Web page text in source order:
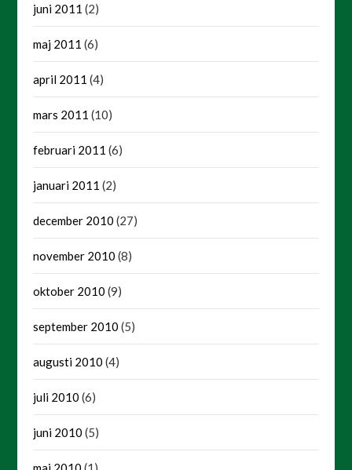
juni 2011 (2)
maj 2011 (6)
april 2011 (4)
mars 2011 (10)
februari 2011 (6)
januari 2011 (2)
december 2010 (27)
november 2010 (8)
oktober 2010 (9)
september 2010 (5)
augusti 2010 (4)
juli 2010 (6)
juni 2010 (5)